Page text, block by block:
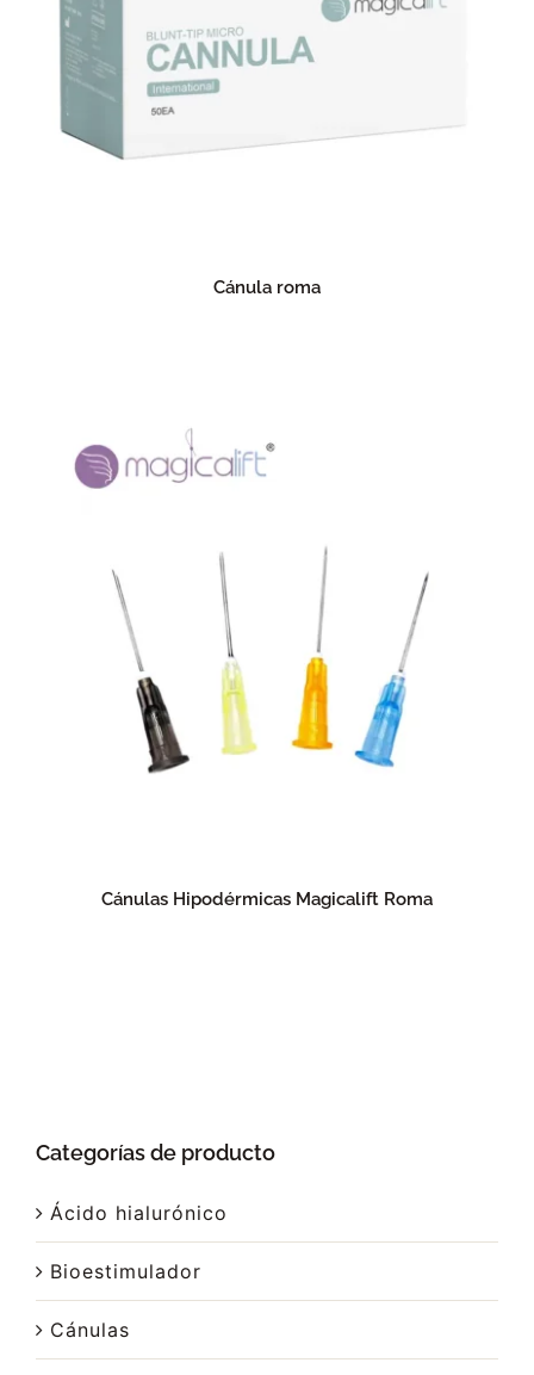
Cánula roma
Cánulas Hipodérmicas Magicalift Roma
Categorías de producto
Ácido hialurónico
Bioestimulador
Cánulas